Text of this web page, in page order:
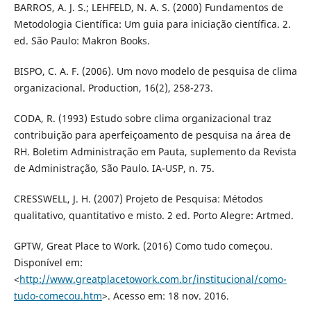
BARROS, A. J. S.; LEHFELD, N. A. S. (2000) Fundamentos de
Metodologia Científica: Um guia para iniciação científica. 2.
ed. São Paulo: Makron Books.
BISPO, C. A. F. (2006). Um novo modelo de pesquisa de clima
organizacional. Production, 16(2), 258-273.
CODA, R. (1993) Estudo sobre clima organizacional traz
contribuição para aperfeiçoamento de pesquisa na área de
RH. Boletim Administração em Pauta, suplemento da Revista
de Administração, São Paulo. IA-USP, n. 75.
CRESSWELL, J. H. (2007) Projeto de Pesquisa: Métodos
qualitativo, quantitativo e misto. 2 ed. Porto Alegre: Artmed.
GPTW, Great Place to Work. (2016) Como tudo começou.
Disponível em:
<http://www.greatplacetowork.com.br/institucional/como-
tudo-comecou.htm>. Acesso em: 18 nov. 2016.